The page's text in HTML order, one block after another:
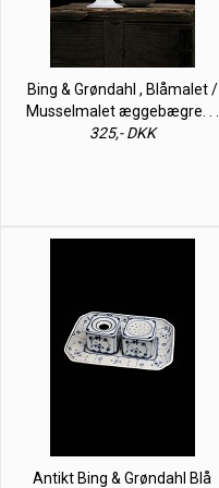
Bing & Grøndahl , Blåmalet /
Musselmalet æggebægre. . .
325,- DKK
Antikt Bing & Grøndahl Blå